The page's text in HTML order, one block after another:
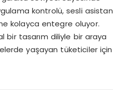
kontrolü, sesli asistan
kolayca entegre oluyor.
bir tasarım diliyle bir araya
yaşayan tüketiciler için